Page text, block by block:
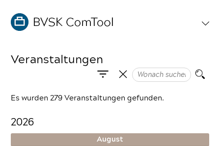
Veranstaltungen
Es wurden 279 Veranstaltungen gefunden.
2026
August